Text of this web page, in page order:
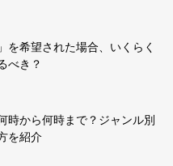
を希望された場合、いくらく
べき？
時から何時まで？ジャンル別
を紹介